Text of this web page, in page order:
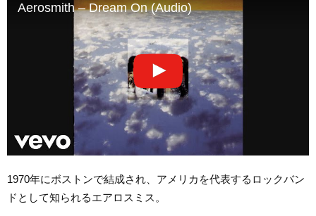
Aerosmith – Dream On (Audio)
1970年にボストンで結成され、アメリカを代表するロックバン
ドとして知られるエアロスミス。